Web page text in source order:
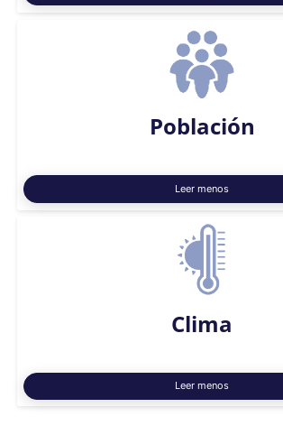
Población
Leer menos
Clima
Leer menos